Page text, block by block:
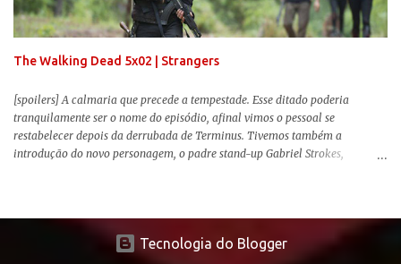
amam filmes com temática apocalíptica, a produção pode até funcionar
como entretenimento mediano. Todo o cenário de fuga, pânico col...
The Walking Dead 5x02 | Strangers
[spoilers] A calmaria que precede a tempestade. Esse ditado poderia
tranquilamente ser o nome do episódio, afinal vimos o pessoal se
restabelecer depois da derrubada de Terminus. Tivemos também a
introdução do novo personagem, o padre stand-up Gabriel Strokes,
Tecnologia do Blogger